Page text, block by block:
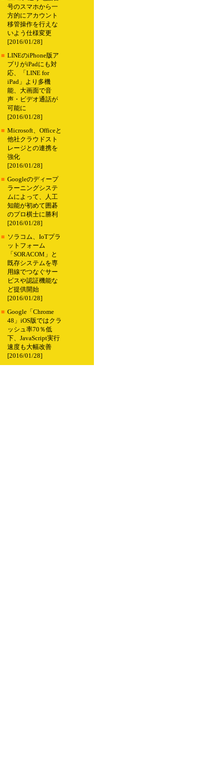
号のスマホから一
方的にアカウント
移管操作を行えな
いよう仕様変更
[2016/01/28]
■ LINEのiPhone版ア
プリがiPadにも対
応、「LINE for
iPad」より多機
能、大画面で音
声・ビデオ通話が
可能に
[2016/01/28]
■ Microsoft、Officeと
他社クラウドスト
レージとの連携を
強化
[2016/01/28]
■ Googleのディープ
ラーニングシステ
ムによって、人工
知能が初めて囲碁
のプロ棋士に勝利
[2016/01/28]
■ ソラコム、IoTプラ
ットフォーム
「SORACOM」と
既存システムを専
用線でつなぐサー
ビスや認証機能な
ど提供開始
[2016/01/28]
■ Google「Chrome
48」iOS版ではクラ
ッシュ率70％低
下、JavaScript実行
速度も大幅改善
[2016/01/28]